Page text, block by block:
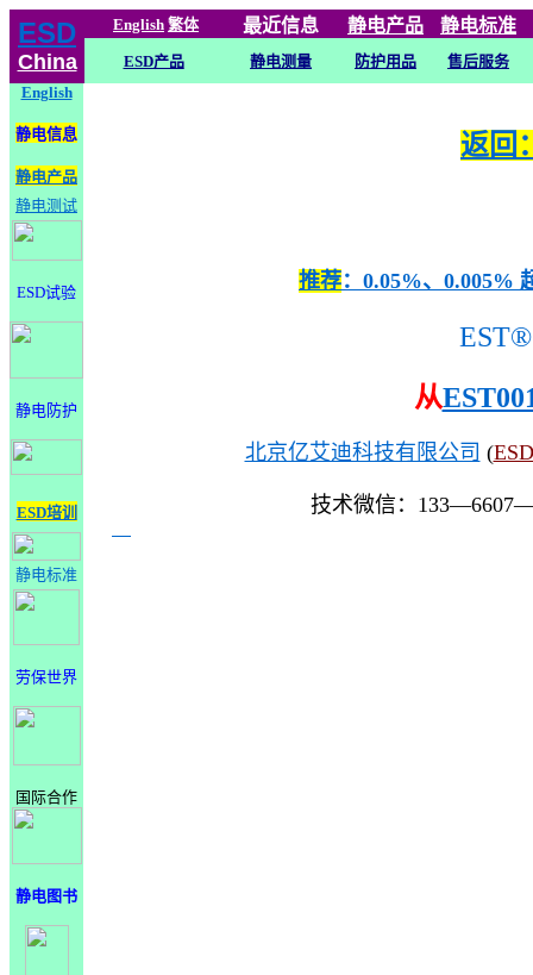
ESD
China
English 繁体 最近信息 静电产品 静电标准
ESD产品 静电测量 防护用品
售后服务
English
静电信息
静电产品
静电测试
ESD试验
静电防护
ESD培训
静电标准
劳保世界
国际合作
静电图书
返回
推荐：0.05%、0.005%
EST®
从
北京亿艾迪科技有限公司 (
技术微信：